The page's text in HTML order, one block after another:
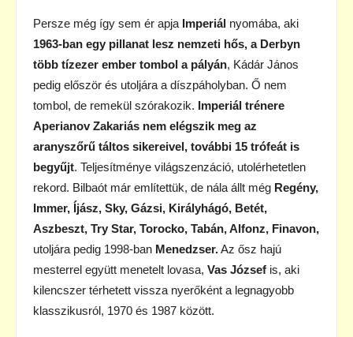
Persze még így sem ér apja Imperiál nyomába, aki
1963-ban egy pillanat lesz nemzeti hős, a Derbyn
több tízezer ember tombol a pályán, Kádár János
pedig először és utoljára a díszpáholyban. Ő nem
tombol, de remekül szórakozik. Imperiál trénere
Aperianov Zakariás nem elégszik meg az
aranyszőrű táltos sikereivel, további 15 trófeát is
begyűjt. Teljesítménye világszenzáció, utolérhetetlen
rekord. Bilbaót már említettük, de nála állt még Regény,
Immer, Íjász, Sky, Gázsi, Királyhágó, Betét,
Aszbeszt, Try Star, Torocko, Tabán, Alfonz, Finavon,
utoljára pedig 1998-ban Menedzser.Az ősz hajú
mesterrel együtt menetelt lovasa, Vas József is, aki
kilencszer térhetett vissza nyerőként a legnagyobb
klasszikusról, 1970 és 1987 között.